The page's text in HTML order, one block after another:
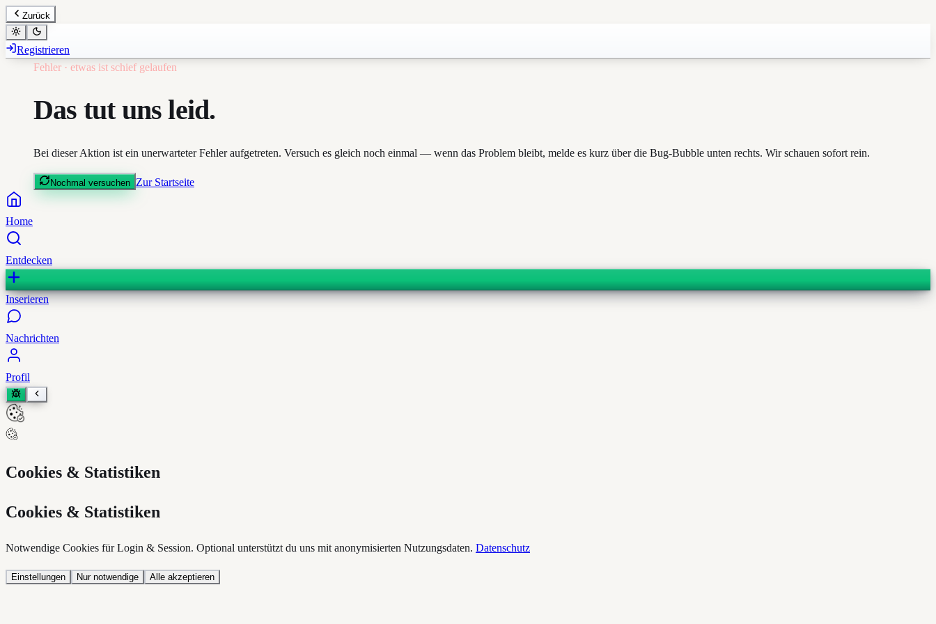
Zurück
Registrieren
Fehler · etwas ist schief gelaufen
Das tut uns leid.
Bei dieser Aktion ist ein unerwarteter Fehler aufgetreten. Versuch es gleich noch einmal — wenn das Problem bleibt, melde es kurz über die Bug-Bubble unten rechts. Wir schauen sofort rein.
Nochmal versuchen Zur Startseite
Home
Entdecken
Inserieren
Nachrichten
Profil
Cookies & Statistiken
Cookies & Statistiken
Notwendige Cookies für Login & Session. Optional unterstützt du uns mit anonymisierten Nutzungsdaten. Datenschutz
Einstellungen Nur notwendige Alle akzeptieren